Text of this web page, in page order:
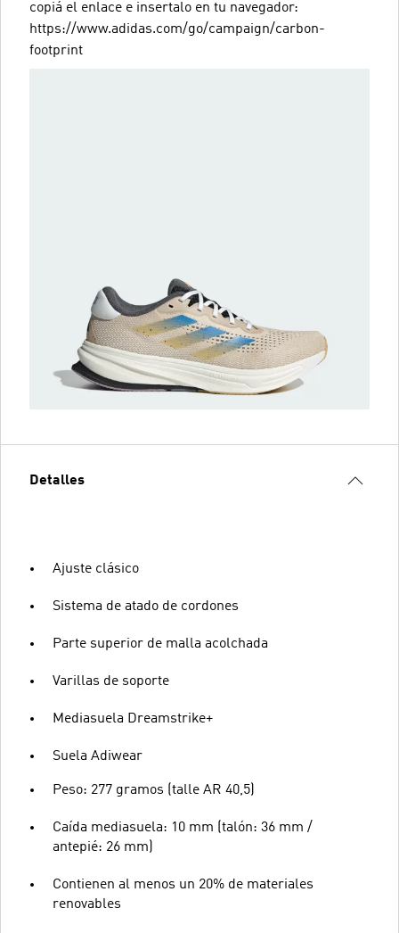
copiá el enlace e insertalo en tu navegador:
https://www.adidas.com/go/campaign/carbon-
footprint
Detalles
Ajuste clásico
Sistema de atado de cordones
Parte superior de malla acolchada
Varillas de soporte
Mediasuela Dreamstrike+
Suela Adiwear
Peso: 277 gramos (talle AR 40,5)
Caída mediasuela: 10 mm (talón: 36 mm /
antepié: 26 mm)
Contienen al menos un 20% de materiales
renovables